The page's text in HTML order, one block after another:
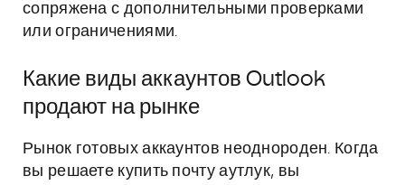
сопряжена с дополнительными проверками
или ограничениями.
Какие виды аккаунтов Outlook
продают на рынке
Рынок готовых аккаунтов неоднороден. Когда
вы решаете купить почту аутлук, вы